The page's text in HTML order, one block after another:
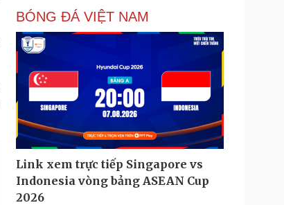
BÓNG ĐÁ VIỆT NAM
Link xem trực tiếp Singapore vs
Indonesia vòng bảng ASEAN Cup
2026